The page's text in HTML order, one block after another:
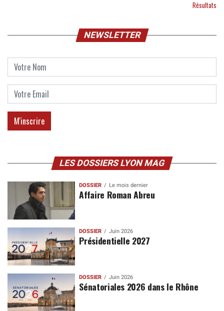
Résultats
NEWSLETTER
LES DOSSIERS LYON MAG
DOSSIER Le mois dernier
Affaire Roman Abreu
DOSSIER Juin 2026
Présidentielle 2027
DOSSIER Juin 2026
Sénatoriales 2026 dans le Rhône